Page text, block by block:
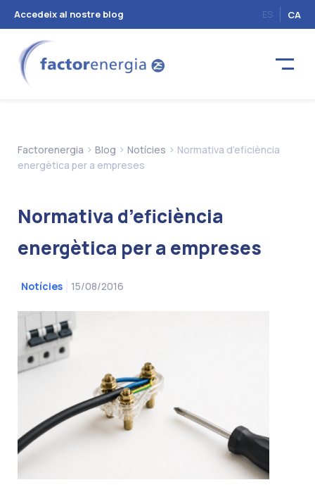
Accedeix al nostre blog ES CA
Factorenergia > Blog > Notícies > Normativa d’eficiència
energètica per a empreses
Normativa d’eficiència
energètica per a empreses
Notícies 15/08/2016